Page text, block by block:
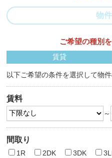
物
ご希望の種別
賃貸
以下ご希望の条件を選択して物
賃料
～
間取り
1R 2DK 3DK